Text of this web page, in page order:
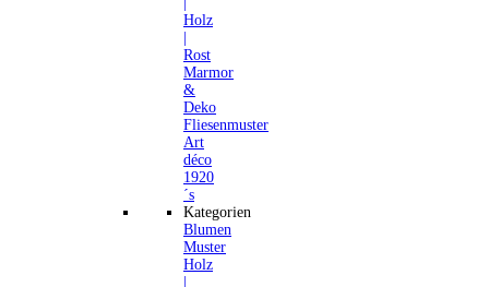
Holz
Rost
Marmor
&
Deko
Fliesenmuster
Art
déco
1920
´s
Kategorien
Blumen
Muster
Holz